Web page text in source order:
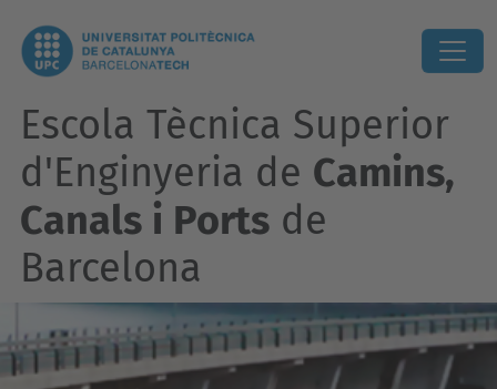
Escola Tècnica Superior
d'Enginyeria de Camins,
Canals i Ports de
Barcelona